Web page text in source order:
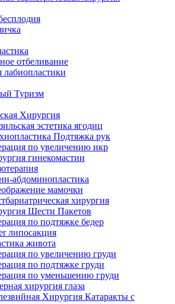
отбеливание
лабиопластики
Туризм
Хирургия
эстетика ягодиц
Подтяжка рук
по увеличению икр
гинекомастии
абдоминопластика
мамочки
хирургия
Шести Пакетов
по подтяжке бедер
липосакция
живота
по увеличению груди
по подтяжке груди
по уменьшению груди
хирургия глаза
Хирургия Катаракты с